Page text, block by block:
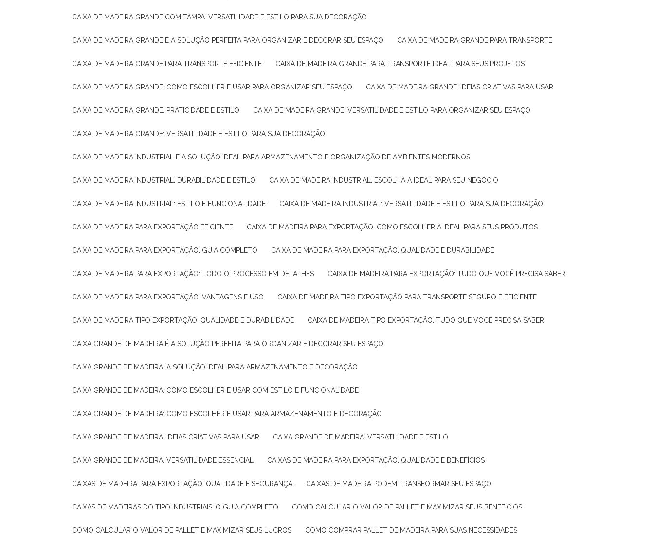
CAIXA DE MADEIRA GRANDE COM TAMPA: VERSATILIDADE E ESTILO PARA SUA DECORAÇÃO
CAIXA DE MADEIRA GRANDE É A SOLUÇÃO PERFEITA PARA ORGANIZAR E DECORAR SEU ESPAÇO CAIXA DE MADEIRA GRANDE PARA TRANSPORTE
CAIXA DE MADEIRA GRANDE PARA TRANSPORTE EFICIENTE CAIXA DE MADEIRA GRANDE PARA TRANSPORTE IDEAL PARA SEUS PROJETOS
CAIXA DE MADEIRA GRANDE: COMO ESCOLHER E USAR PARA ORGANIZAR SEU ESPAÇO CAIXA DE MADEIRA GRANDE: IDEIAS CRIATIVAS PARA USAR
CAIXA DE MADEIRA GRANDE: PRATICIDADE E ESTILO CAIXA DE MADEIRA GRANDE: VERSATILIDADE E ESTILO PARA ORGANIZAR SEU ESPAÇO
CAIXA DE MADEIRA GRANDE: VERSATILIDADE E ESTILO PARA SUA DECORAÇÃO
CAIXA DE MADEIRA INDUSTRIAL É A SOLUÇÃO IDEAL PARA ARMAZENAMENTO E ORGANIZAÇÃO DE AMBIENTES MODERNOS
CAIXA DE MADEIRA INDUSTRIAL: DURABILIDADE E ESTILO CAIXA DE MADEIRA INDUSTRIAL: ESCOLHA A IDEAL PARA SEU NEGÓCIO
CAIXA DE MADEIRA INDUSTRIAL: ESTILO E FUNCIONALIDADE CAIXA DE MADEIRA INDUSTRIAL: VERSATILIDADE E ESTILO PARA SUA DECORAÇÃO
CAIXA DE MADEIRA PARA EXPORTAÇÃO EFICIENTE CAIXA DE MADEIRA PARA EXPORTAÇÃO: COMO ESCOLHER A IDEAL PARA SEUS PRODUTOS
CAIXA DE MADEIRA PARA EXPORTAÇÃO: GUIA COMPLETO CAIXA DE MADEIRA PARA EXPORTAÇÃO: QUALIDADE E DURABILIDADE
CAIXA DE MADEIRA PARA EXPORTAÇÃO: TODO O PROCESSO EM DETALHES CAIXA DE MADEIRA PARA EXPORTAÇÃO: TUDO QUE VOCÊ PRECISA SABER
CAIXA DE MADEIRA PARA EXPORTAÇÃO: VANTAGENS E USO CAIXA DE MADEIRA TIPO EXPORTAÇÃO PARA TRANSPORTE SEGURO E EFICIENTE
CAIXA DE MADEIRA TIPO EXPORTAÇÃO: QUALIDADE E DURABILIDADE CAIXA DE MADEIRA TIPO EXPORTAÇÃO: TUDO QUE VOCÊ PRECISA SABER
CAIXA GRANDE DE MADEIRA É A SOLUÇÃO PERFEITA PARA ORGANIZAR E DECORAR SEU ESPAÇO
CAIXA GRANDE DE MADEIRA: A SOLUÇÃO IDEAL PARA ARMAZENAMENTO E DECORAÇÃO
CAIXA GRANDE DE MADEIRA: COMO ESCOLHER E USAR COM ESTILO E FUNCIONALIDADE
CAIXA GRANDE DE MADEIRA: COMO ESCOLHER E USAR PARA ARMAZENAMENTO E DECORAÇÃO
CAIXA GRANDE DE MADEIRA: IDEIAS CRIATIVAS PARA USAR CAIXA GRANDE DE MADEIRA: VERSATILIDADE E ESTILO
CAIXA GRANDE DE MADEIRA: VERSATILIDADE ESSENCIAL CAIXAS DE MADEIRA PARA EXPORTAÇÃO: QUALIDADE E BENEFÍCIOS
CAIXAS DE MADEIRA PARA EXPORTAÇÃO: QUALIDADE E SEGURANÇA CAIXAS DE MADEIRA PODEM TRANSFORMAR SEU ESPAÇO
CAIXAS DE MADEIRAS DO TIPO INDUSTRIAIS: O GUIA COMPLETO COMO CALCULAR O VALOR DE PALLET E MAXIMIZAR SEUS BENEFÍCIOS
COMO CALCULAR O VALOR DE PALLET E MAXIMIZAR SEUS LUCROS COMO COMPRAR PALLET DE MADEIRA PARA SUAS NECESSIDADES